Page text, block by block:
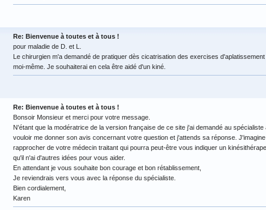
Re: Bienvenue à toutes et à tous !
pour maladie de D. et L.
Le chirurgien m'a demandé de pratiquer dès cicatrisation des exercises
moi-même. Je souhaiterai en cela être aidé d'un kiné.
Re: Bienvenue à toutes et à tous !
Bonsoir Monsieur et merci pour votre message.
N'étant que la modératrice de la version française de ce site j'ai demandé au
vouloir me donner son avis concernant votre question et j'attends sa réponse.
rapprocher de votre médecin traitant qui pourra peut-être vous indiquer un
qu'il n'ai d'autres idées pour vous aider.
En attendant je vous souhaite bon courage et bon rétablissement,
Je reviendrais vers vous avec la réponse du spécialiste.
Bien cordialement,
Karen